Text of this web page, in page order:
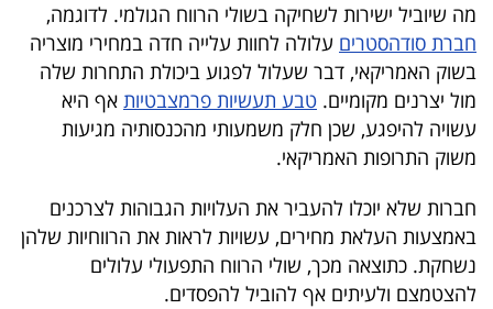
UNDER
40
שיתופי
דרושים
מה שיוביל ישירות לשחיקה בשולי הרווח הגולמי. לדוגמה,
חברת סודהסטרים עלולה לחוות עלייה חדה במחירי מוצריה
בשוק האמריקאי, דבר שעלול לפגוע ביכולת התחרות שלה
מול יצרנים מקומיים. טבע תעשיות פרמצבטיות אף היא
עשויה להיפגע, שכן חלק משמעותי מהכנסותיה מגיעות
משוק התרופות האמריקאי.
חברות שלא יוכלו להעביר את העלויות הגבוהות לצרכנים
באמצעות העלאת מחירים, עשויות לראות את הרווחיות שלהן
נשחקת. כתוצאה מכך, שולי הרווח התפעולי עלולים
להצטמצם ולעיתים אף להוביל להפסדים.